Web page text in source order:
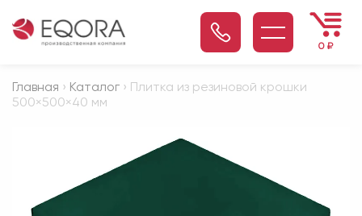
0 ₽
Главная › Каталог › Плитка из резиновой крошки
500×500×40 мм